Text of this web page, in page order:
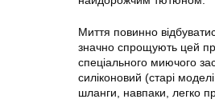
Миття повинно
значно спрощують цей
спеціального миючого
силіконовий (старі
шланги, навпаки, легко